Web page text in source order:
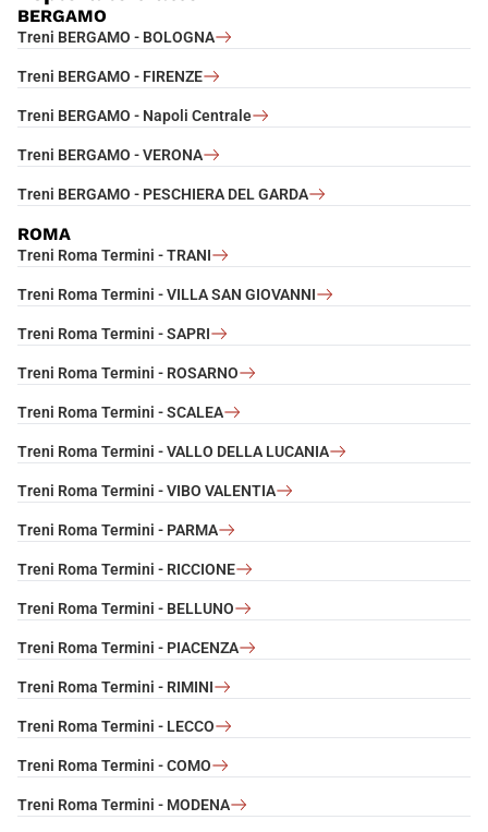
BERGAMO
Treni BERGAMO - BOLOGNA
Treni BERGAMO - FIRENZE
Treni BERGAMO - Napoli Centrale
Treni BERGAMO - VERONA
Treni BERGAMO - PESCHIERA DEL GARDA
ROMA
Treni Roma Termini - TRANI
Treni Roma Termini - VILLA SAN GIOVANNI
Treni Roma Termini - SAPRI
Treni Roma Termini - ROSARNO
Treni Roma Termini - SCALEA
Treni Roma Termini - VALLO DELLA LUCANIA
Treni Roma Termini - VIBO VALENTIA
Treni Roma Termini - PARMA
Treni Roma Termini - RICCIONE
Treni Roma Termini - BELLUNO
Treni Roma Termini - PIACENZA
Treni Roma Termini - RIMINI
Treni Roma Termini - LECCO
Treni Roma Termini - COMO
Treni Roma Termini - MODENA